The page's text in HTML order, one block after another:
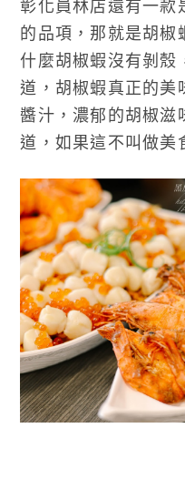
彰化員林店還有一款
的品項，那就是胡椒
什麼胡椒蝦沒有剝殼
道，胡椒蝦真正的美
醬汁，濃郁的胡椒滋
道，如果這不叫做美